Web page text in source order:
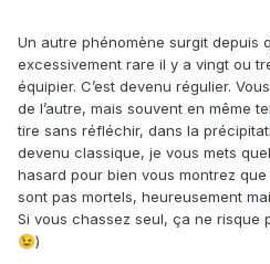
Un autre phénomène surgit depuis
excessivement rare il y a vingt ou
équipier. C’est devenu régulier.
de l’autre, mais souvent en même
tire sans réfléchir, dans la
devenu classique, je vous mets
hasard pour bien vous montrez que
sont pas mortels, heureusement
Si vous chassez seul, ça ne risque
😉)